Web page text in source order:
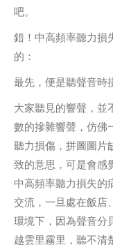
吧。
錯！中高頻率聽力損
的：
最先，便是聽聲音時
大家聽見的響聲，並
數的摻雜響聲，仿佛
聽力損傷，拼圖圖片
致的意思，可是會感
中高頻率聽力損失的
交流，一旦處在飯店
環境下，因為聲音分
越雲里霧里，聽不清